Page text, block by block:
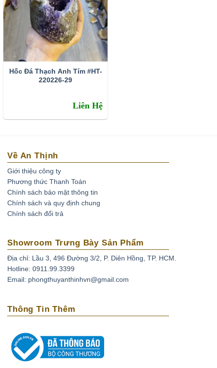
Hốc Đá Thạch Anh Tím #HT-
220226-29
Liên Hệ
Về An Thịnh
Giới thiệu công ty
Phương thức Thanh Toán
Chính sách bảo mật thông tin
Chính sách và quy định chung
Chính sách đổi trả
Showroom Trưng Bày Sản Phẩm
Địa chỉ: Lầu 3, 496 Đường 3/2, P. Diên Hồng, TP. HCM.
Hotline: 0911.99.3399
Email: phongthuyanthinhvn@gmail.com
Thông Tin Thêm